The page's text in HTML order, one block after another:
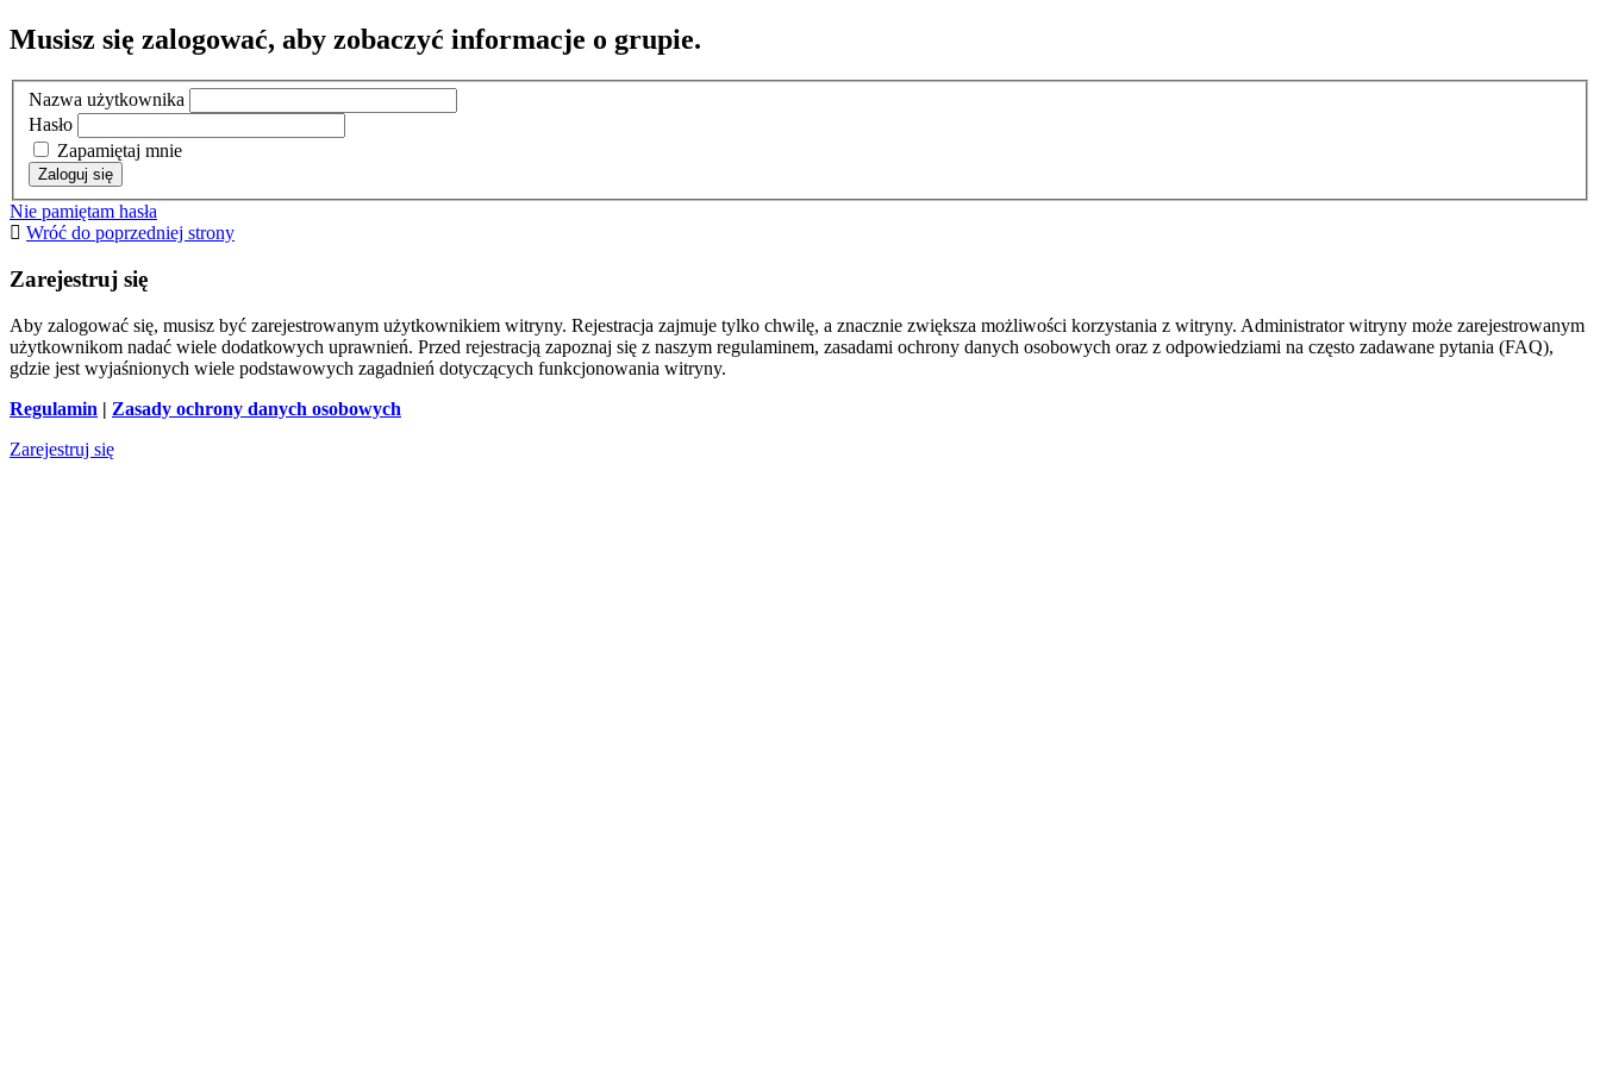
Musisz się zalogować, aby zobaczyć informacje o grupie.
Nazwa użytkownika
Hasło
Zapamiętaj mnie
Nie pamiętam hasła
Wróć do poprzedniej strony
Zarejestruj się
Aby zalogować się, musisz być zarejestrowanym użytkownikiem witryny. Rejestracja zajmuje tylko chwilę, a znacznie zwiększa możliwości korzystania z witryny. Administrator witryny może zarejestrowanym
użytkownikom nadać wiele dodatkowych uprawnień. Przed rejestracją zapoznaj się z naszym regulaminem, zasadami ochrony danych osobowych oraz z odpowiedziami na często zadawane pytania (FAQ),
gdzie jest wyjaśnionych wiele podstawowych zagadnień dotyczących funkcjonowania witryny.
Regulamin | Zasady ochrony danych osobowych
Zarejestruj się